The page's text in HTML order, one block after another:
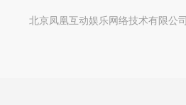
北京凤凰互动娱乐网络技术有限公